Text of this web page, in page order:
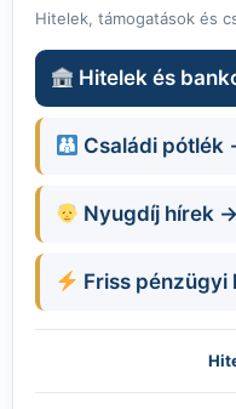
Hitelek, támogatások és
Hitelek és
Családi pótlék
Nyugdíj hírek →
Friss